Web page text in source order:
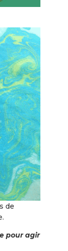
de
pour agir